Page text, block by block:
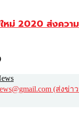
หม่ 2020 ส่งคว
(ส่ง